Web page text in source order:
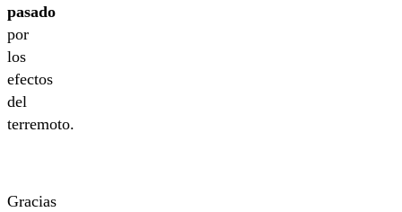
pasado
por
los
efectos
del
terremoto.
Gracias